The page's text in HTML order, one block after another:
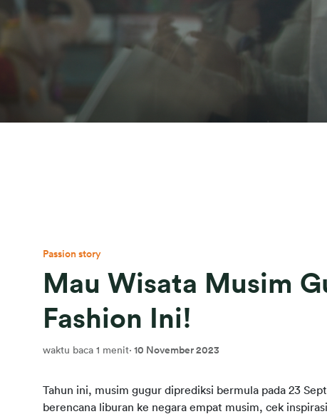
Passion story
Mau Wisata Musim
Fashion Ini!
waktu baca 1 menit· 10 November 2023
Tahun ini, musim gugur diprediksi bermula pada 23
berencana liburan ke negara empat musim, cek inspirasi